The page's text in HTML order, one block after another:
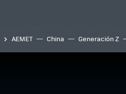
AEMET China Generación Z